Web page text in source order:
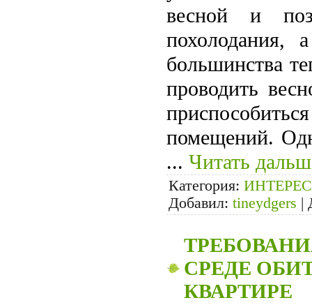
весной и
похолодания,
большинства
прово­дить
помещений.
... Читать
Категория:
Добавил: tineydgers |
СРЕДЕ
КВАРТИРЕ